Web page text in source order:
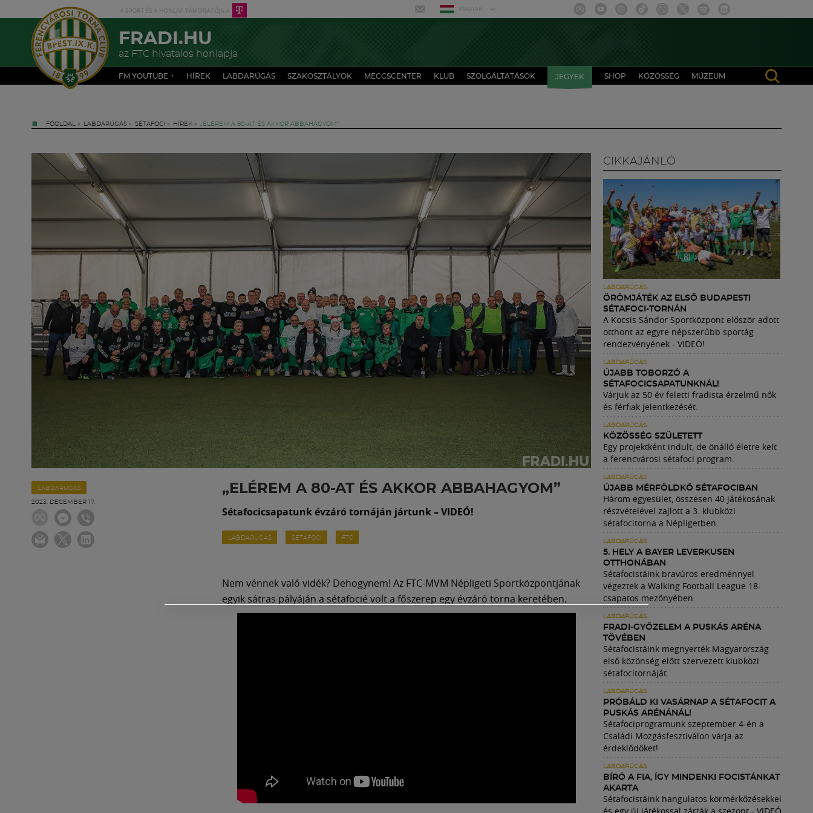
MAGYAR
FRADI.HU
az FTC hivatalos honlapja
FM YOUTUBE + HÍREK LABDARÚGÁS SZAKOSZTÁLYOK MECCSCENTER KLUB SZOLGÁLTATÁSOK JEGYEK SHOP KÖZÖSSÉG MÚZEUM
FŐOLDAL » LABDARÚGÁS » SÉTAFOCI » HÍREK » „ELÉREM A 80-AT ÉS AKKOR ABBAHAGYOM”
LABDARÚGÁS
2023. DECEMBER 17.
„ELÉREM A 80-AT ÉS AKKOR ABBAHAGYOM”
Sétafocicsapatunk évzáró tornáján jártunk – VIDEÓ!
LABDARÚGÁS SÉTAFOCI FTC
Nem vénnek való vidék? Dehogynem! Az FTC-MVM Népligeti Sportközpontjának
egyik sátras pályáján a sétafocié volt a főszerep egy évzáró torna keretében.
CIKKAJÁNLÓ
LABDARÚGÁS
ÖRÖMJÁTÉK AZ ELSŐ BUDAPESTI
SÉTAFOCI-TORNÁN
A Kocsis Sándor Sportközpont először adott
otthont az egyre népszerűbb sportág
rendezvényének - VIDEÓ!
LABDARÚGÁS
ÚJABB TOBORZÓ A
SÉTAFOCICSAPATUNKNÁL!
Várjuk az 50 év feletti fradista érzelmű nők
és férfiak jelentkezését.
LABDARÚGÁS
KÖZÖSSÉG SZÜLETETT
Egy projektként indult, de önálló életre kelt
a ferencvárosi sétafoci program.
LABDARÚGÁS
ÚJABB MÉRFÖLDKŐ SÉTAFOCIBAN
Három egyesület, összesen 40 játékosának
részvételével zajlott a 3. klubközi
sétafocitorna a Népligetben.
LABDARÚGÁS
5. HELY A BAYER LEVERKUSEN
OTTHONÁBAN
Sétafocistáink bravúros eredménnyel
végeztek a Walking Football League 18-
csapatos mezőnyében.
LABDARÚGÁS
FRADI-GYŐZELEM A PUSKÁS ARÉNA
TÖVÉBEN
Sétafocistáink megnyerték Magyarország
első közönség előtt szervezett klubközi
sétafocitornáját.
LABDARÚGÁS
PRÓBÁLD KI VASÁRNAP A SÉTAFOCIT A
PUSKÁS ARÉNÁNÁL!
Sétafociprogramunk szeptember 4-én a
Családi Mozgásfesztiválon várja az
érdeklődőket!
LABDARÚGÁS
BÍRÓ A FIA, ÍGY MINDENKI FOCISTÁNKAT
AKARTA
Sétafocistáink hangulatos körmérkőzésekkel